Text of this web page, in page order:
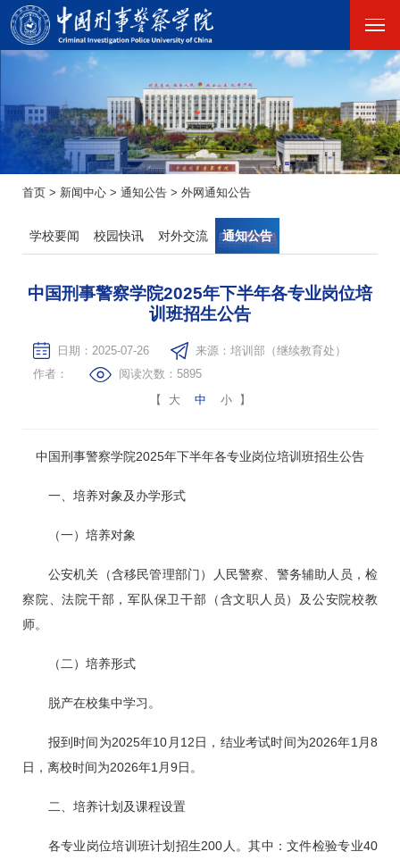
首页 > 新闻中心 > 通知公告 > 外网通知公告
学校要闻 校园快讯 对外交流 通知公告
中国刑事警察学院2025年下半年各专业岗位培
训班招生公告
日期：2025-07-26
来源：培训部（继续教育处）
作者：
阅读次数： 5895
【
大 中 小 】
中国刑事警察学院2025年下半年各专业岗位培训班招生公告
一、培养对象及办学形式
（一）培养对象
公安机关（含移民管理部门）人民警察、警务辅助人员，检
察院、法院干部，军队保卫干部（含文职人员）及公安院校教
师。
（二）培养形式
脱产在校集中学习。
报到时间为2025年10月12日，结业考试时间为2026年1月8
日，离校时间为2026年1月9日。
二、培养计划及课程设置
各专业岗位培训班计划招生200人。其中：文件检验专业40